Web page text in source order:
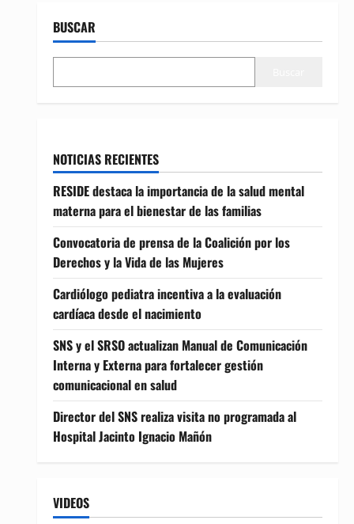
BUSCAR
NOTICIAS RECIENTES
RESIDE destaca la importancia de la salud mental
materna para el bienestar de las familias
Convocatoria de prensa de la Coalición por los
Derechos y la Vida de las Mujeres
Cardiólogo pediatra incentiva a la evaluación
cardíaca desde el nacimiento
SNS y el SRSO actualizan Manual de Comunicación
Interna y Externa para fortalecer gestión
comunicacional en salud
Director del SNS realiza visita no programada al
Hospital Jacinto Ignacio Mañón
VIDEOS